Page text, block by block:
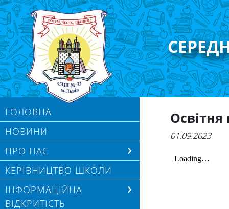
ГОЛОВНА
НОВИНИ
ПРО НАС
КЕРІВНИЦТВО ШКОЛИ
ІНФОРМАЦІЙНА
ВІДКРИТІСТЬ
Освітня
01.09.2023